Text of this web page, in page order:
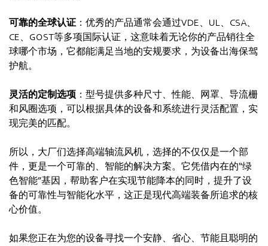
可靠的全球认证 ：优秀的产品通常会通过VDE、UL、CSA、
CE、GOST等多项国际认证，这意味着无论你的产品销往全
球哪个市场，它都能满足当地的安规要求，为设备出海保驾
护航。
灵活的定制选项 ：型号提供多种尺寸、性能、网罩、导流栅
和风圈选项，可以根据具体的设备和系统进行灵活配置，实
现完美的匹配。
所以，大厂们选择高端轴流风机，选择的不仅仅是一个部
件，更是一个可靠的、智能的解决方案。它凭借内在的“绿
色智能”基因，帮助客户在实现节能降本的同时，提升了设
备的可靠性与智能化水平，这正是现代高端装备所追求的核
心价值。
如果您正在为您的设备寻找一个安静、省心、节能且聪明的